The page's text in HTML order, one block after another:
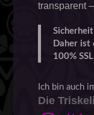
transparent
Daher ist
100%
Ich bin auch
Die